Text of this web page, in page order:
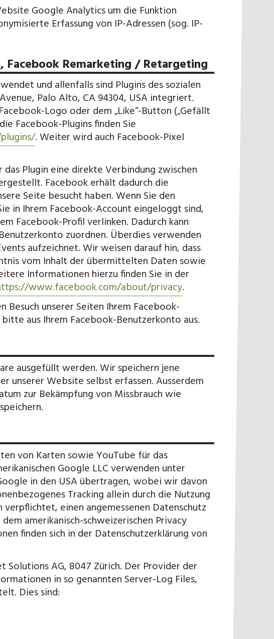
Google Analytics um die Funktion
Erfassung von IP-Adressen (sog. IP-
Facebook Remarketing / Retargeting
und allenfalls sind Plugins des sozialen
Palo Alto, CA 94304, USA integriert.
Logo oder dem „Like“-Button („Gefällt
Facebook-Plugins finden Sie
. Weiter wird auch Facebook-Pixel
Plugin eine direkte Verbindung zwischen
Facebook erhält dadurch die
Seite besucht haben. Wenn Sie den
in Ihrem Facebook-Account eingeloggt sind,
Facebook-Profil verlinken. Dadurch kann
zuordnen. Überdies verwenden
aufzeichnet. Wir weisen darauf hin, dass
vom Inhalt der übermittelten Daten sowie
Informationen hierzu finden Sie in der
www.facebook.com/about/privacy.
Besuch unserer Seiten Ihrem Facebook-
aus Ihrem Facebook-Benutzerkonto aus.
ausgefüllt werden. Wir speichern jene
unserer Website selbst erfassen. Ausserdem
zur Bekämpfung von Missbrauch wie
von Karten sowie YouTube für das
Google LLC verwenden unter
in den USA übertragen, wobei wir davon
Tracking allein durch die Nutzung
einen angemessenen Datenschutz
amerikanisch-schweizerischen Privacy
finden sich in der Datenschutzerklärung von
AG, 8047 Zürich. Der Provider der
in so genannten Server-Log Files,
Dies sind: